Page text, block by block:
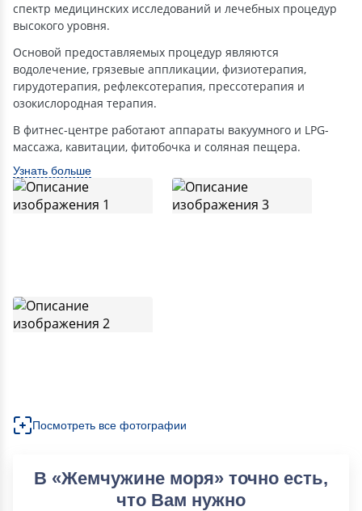
спектр медицинских исследований и лечебных процедур
высокого уровня.
Основой предоставляемых процедур являются
водолечение, грязевые аппликации, физиотерапия,
гирудотерапия, рефлексотерапия, прессотерапия и
озокислородная терапия.
В фитнес-центре работают аппараты вакуумного и LPG-
массажа, кавитации, фитобочка и соляная пещера.
Узнать больше
Посмотреть все фотографии
В «Жемчужине моря» точно есть,
что Вам нужно